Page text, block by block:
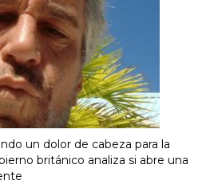
un dolor de cabeza para la
británico analiza si abre una